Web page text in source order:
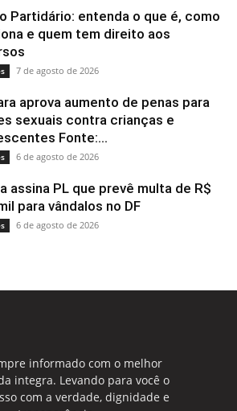
Partidário: entenda o que é, como
e quem tem direito aos
7 de agosto de 2026
aprova aumento de penas para
sexuais contra crianças e
Fonte:...
6 de agosto de 2026
assina PL que prevê multa de R$
para vândalos no DF
6 de agosto de 2026
informado com o melhor
integra. Levando para você o
com a verdade, dignidade e